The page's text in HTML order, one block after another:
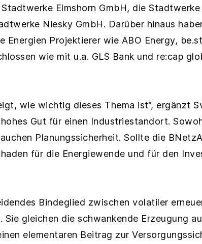
Elmshorn GmbH, die Stadtwerke
Niesky GmbH. Darüber hinaus
Energien Projektierer wie ABO Energy,
wie mit u.a. GLS Bank und re:cap
wie wichtig dieses Thema ist“, ergänzt
Gut für einen Industriestandort.
Planungssicherheit. Sollte die
für die Energiewende und für den
Bindeglied zwischen volatiler
Sie gleichen die schwankende Erzeugung
elementaren Beitrag zur